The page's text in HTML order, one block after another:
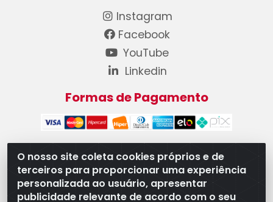
O nosso site coleta cookies próprios e de
terceiros para proporcionar uma experiência
personalizada ao usuário, apresentar
publicidade relevante de acordo com o seu
Instagram
Facebook
YouTube
Linkedin
Formas de Pagamento
WB Componentes Automotivos LTDA - CNPJ
08.528.393/0001-12 - Rua do Níquel, 667 - Parque
Oeste Industrial, Goiânia/GO - CEP 74375-660